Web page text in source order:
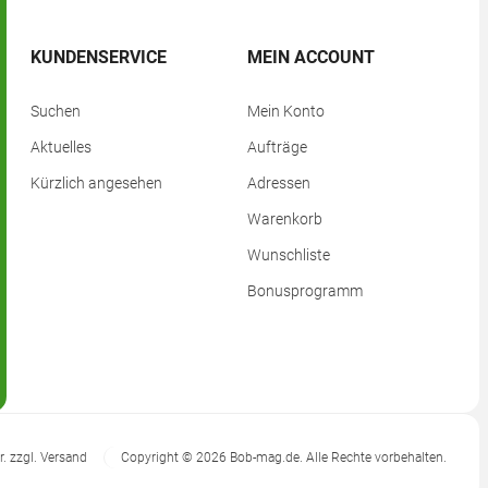
KUNDENSERVICE
Suchen
Aktuelles
Kürzlich angesehen
MEIN ACCOUNT
Mein Konto
Aufträge
Adressen
Warenkorb
Wunschliste
Bonusprogramm
Copyright © 2026 Bob-mag.de. Alle Rechte vorbehalten.
zzgl. Versand